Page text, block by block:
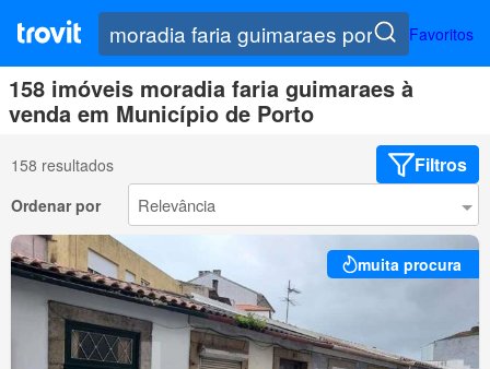
Favoritos
158 imóveis moradia faria guimaraes à
venda em Município de Porto
158 resultados Filtros
Ordenar por
muita procura